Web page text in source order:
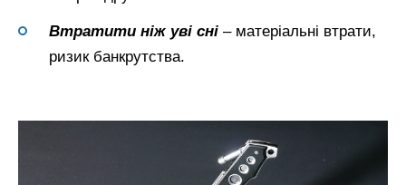
Втратити ніж уві сні – матеріальні втрати,
ризик банкрутства.